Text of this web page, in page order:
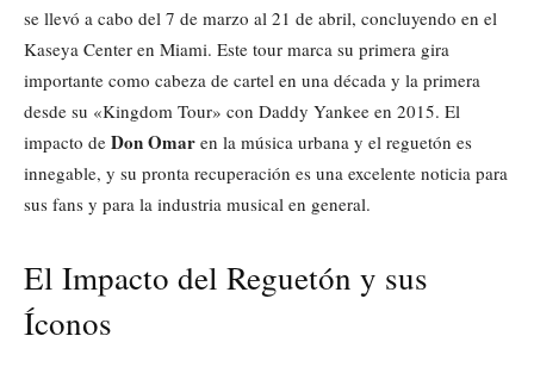
se llevó a cabo del 7 de marzo al 21 de abril, concluyendo en el
Kaseya Center en Miami. Este tour marca su primera gira
importante como cabeza de cartel en una década y la primera
desde su «Kingdom Tour» con Daddy Yankee en 2015. El
impacto de Don Omar en la música urbana y el reguetón es
innegable, y su pronta recuperación es una excelente noticia para
sus fans y para la industria musical en general.
El Impacto del Reguetón y sus
Íconos